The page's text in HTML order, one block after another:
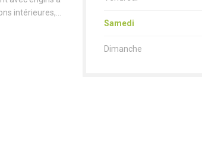
intérieures,…
Samedi
Dimanche